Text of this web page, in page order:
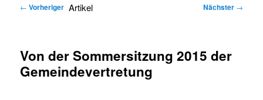
Artikel
← Vorheriger Nächster →
Von der Sommersitzung 2015 der
Gemeindevertretung